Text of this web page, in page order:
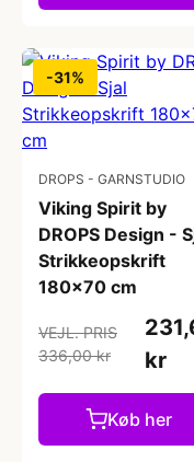
-31%
DROPS - GARNSTUDIO
Viking Spirit by
DROPS Design -
Strikkeopskrift
180x70 cm
VEJL. PRIS
336,00 kr
kr
Køb her